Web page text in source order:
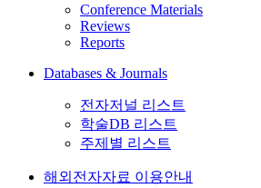
Conference Materials
Reviews
Reports
Databases & Journals
전자저널 리스트
학술DB 리스트
주제별 리스트
해외전자자료 이용안내